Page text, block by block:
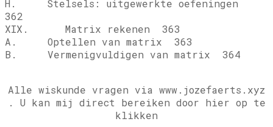
H. Stelsels: uitgewerkte oefeningen
362
XIX. Matrix rekenen 363
A. Optellen van matrix 363
B. Vermenigvuldigen van matrix 364
Alle wiskunde vragen via www.jozefaerts.xyz
. U kan mij direct bereiken door hier op te
klikken